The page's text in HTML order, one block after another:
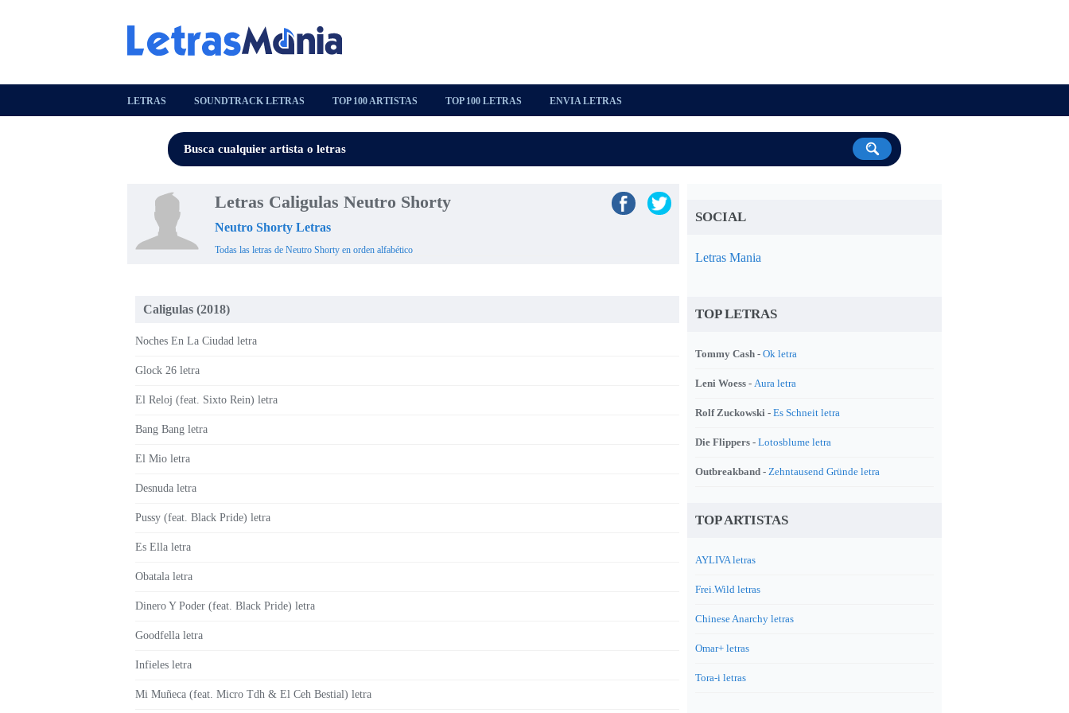
LETRAS SOUNDTRACK LETRAS TOP 100 ARTISTAS TOP 100 LETRAS ENVIA LETRAS
Letras Caligulas Neutro Shorty
Neutro Shorty Letras
Todas las letras de Neutro Shorty en orden alfabético
Caligulas (2018)
Noches En La Ciudad letra
Glock 26 letra
El Reloj (feat. Sixto Rein) letra
Bang Bang letra
El Mio letra
Desnuda letra
Pussy (feat. Black Pride) letra
Es Ella letra
Obatala letra
Dinero Y Poder (feat. Black Pride) letra
Goodfella letra
Infieles letra
Mi Muñeca (feat. Micro Tdh & El Ceh Bestial) letra
SOCIAL
Letras Mania
TOP LETRAS
Tommy Cash - Ok letra
Leni Woess - Aura letra
Rolf Zuckowski - Es Schneit letra
Die Flippers - Lotosblume letra
Outbreakband - Zehntausend Gründe letra
TOP ARTISTAS
AYLIVA letras
Frei.Wild letras
Chinese Anarchy letras
Omar+ letras
Tora-i letras